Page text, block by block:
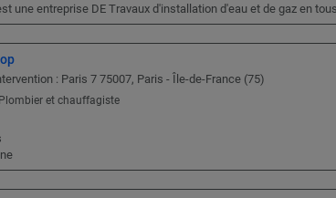
une entreprise DE Travaux d'installation d'eau et de gaz en
: Paris 7 75007, Paris - Île-de-France (75)
et chauffagiste